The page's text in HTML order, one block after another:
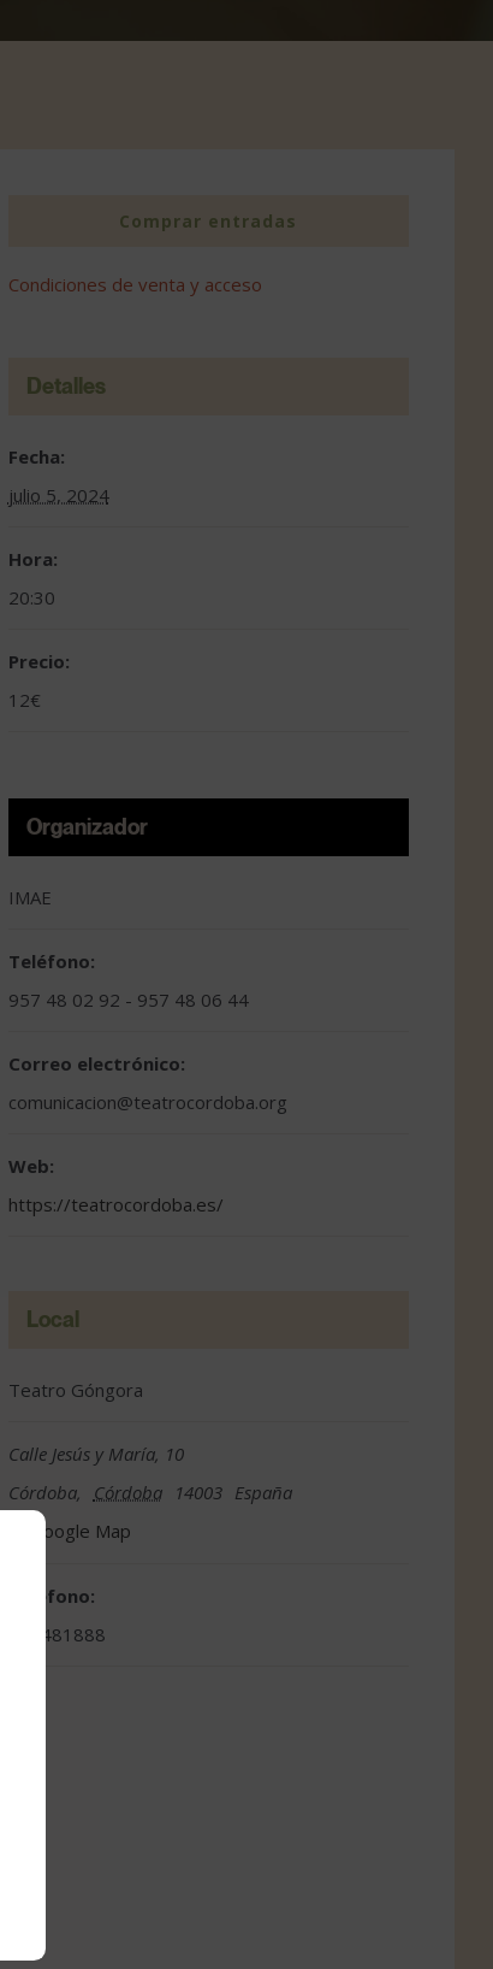
Comprar entradas
Condiciones de venta y acceso
Detalles
Fecha:
julio 5, 2024
Hora:
20:30
Precio:
12€
Organizador
IMAE
Teléfono:
957 48 02 92 - 957 48 06 44
Correo electrónico:
comunicacion@teatrocordoba.org
Web:
https://teatrocordoba.es/
Local
Teatro Góngora
Calle Jesús y María, 10
Córdoba, Córdoba 14003 España
Google Map
Teléfono:
957481888